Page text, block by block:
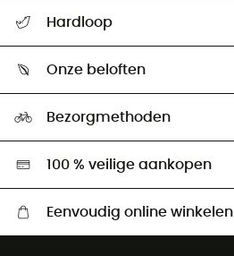
Mijn zending volgen
Retourzendingen & Terugbetalingen
Hardloop
Ambassadeurs
Onze beloften
Hardgreen
Bezorgmethoden
100 % veilige aankopen
Eenvoudig online winkelen